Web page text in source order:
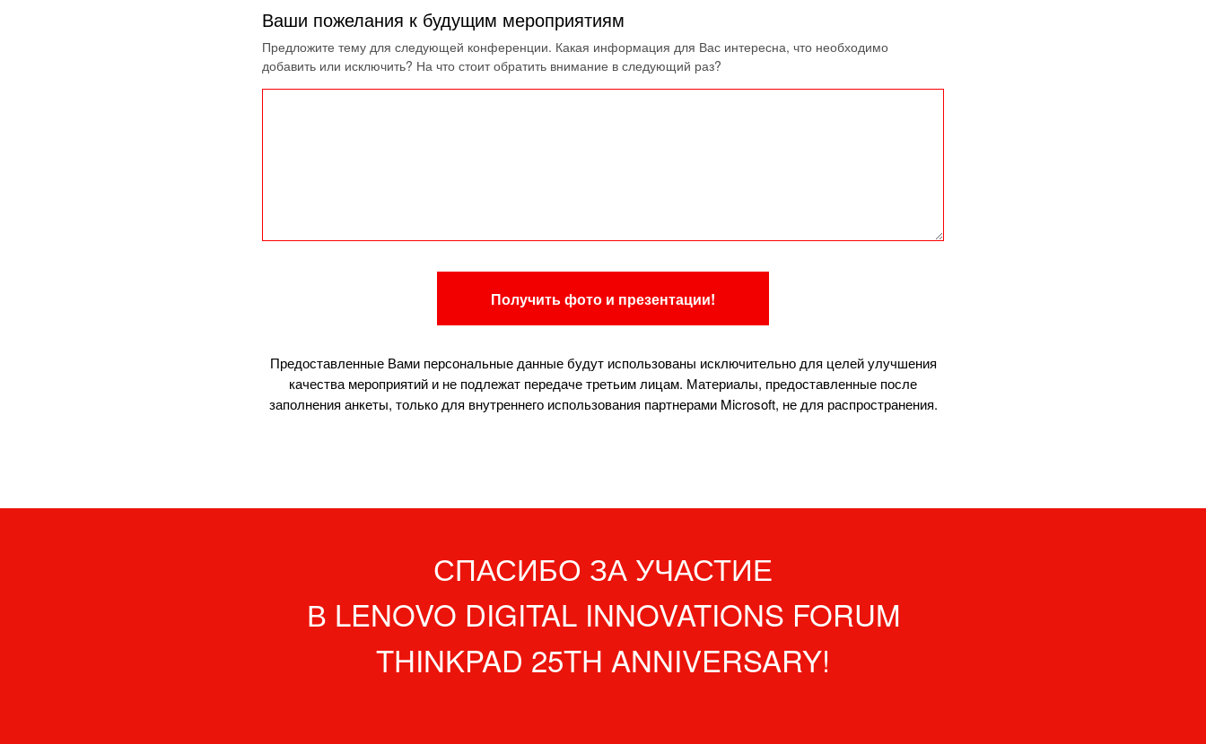
Ваши пожелания к будущим мероприятиям
Предложите тему для следующей конференции. Какая информация для Вас интересна, что необходимо
добавить или исключить? На что стоит обратить внимание в следующий раз?
Получить фото и презентации!
Предоставленные Вами персональные данные будут использованы исключительно для целей улучшения
качества мероприятий и не подлежат передаче третьим лицам. Материалы, предоставленные после
заполнения анкеты, только для внутреннего использования партнерами Microsoft, не для распространения.
СПАСИБО ЗА УЧАСТИЕ
В LENOVO DIGITAL INNOVATIONS FORUM
THINKPAD 25TH ANNIVERSARY!